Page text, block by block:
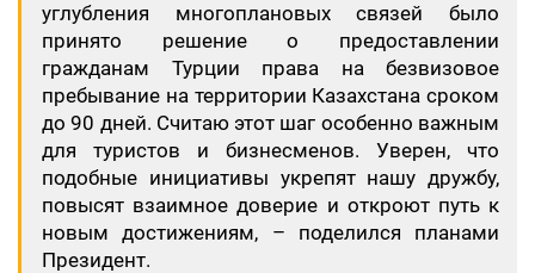
углубления многоплановых связей было
принято решение о предоставлении
гражданам Турции права на безвизовое
пребывание на территории Казахстана сроком
до 90 дней. Считаю этот шаг особенно важным
для туристов и бизнесменов. Уверен, что
подобные инициативы укрепят нашу дружбу,
повысят взаимное доверие и откроют путь к
новым достижениям, – поделился планами
Президент.